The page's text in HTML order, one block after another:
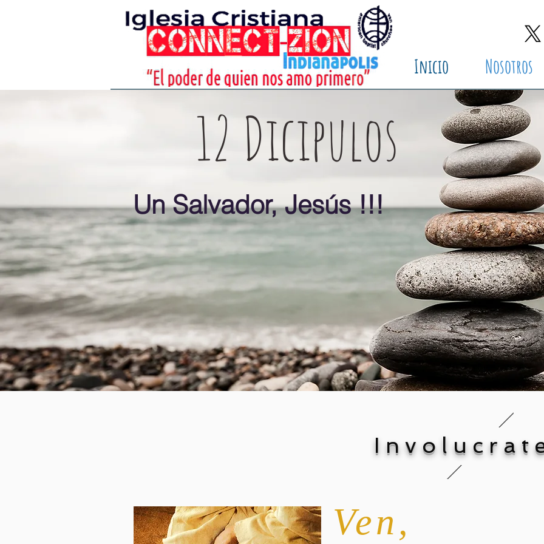
Inicio Nosotros
12 Dicipulos
Un Salvador, Jesús !!!
Ven,